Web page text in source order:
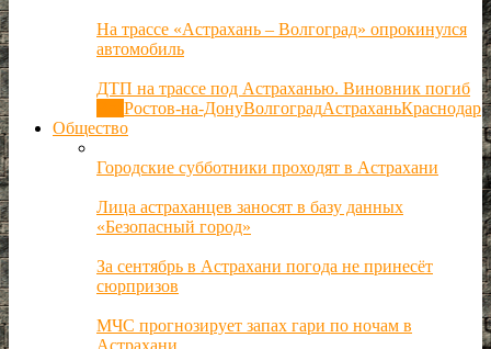
На трассе «Астрахань – Волгоград» опрокинулся
автомобиль
ДТП на трассе под Астраханью. Виновник погиб
Ростов-на-ДонуВолгоградАстраханьКраснодар
Общество
Городские субботники проходят в Астрахани
Лица астраханцев заносят в базу данных
«Безопасный город»
За сентябрь в Астрахани погода не принесёт
сюрпризов
МЧС прогнозирует запах гари по ночам в
Астрахани